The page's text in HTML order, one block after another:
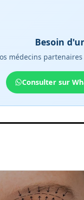
Besoin
médecins
Consulter sur